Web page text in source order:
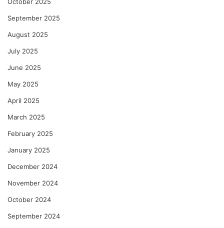
October 2025
September 2025
August 2025
July 2025
June 2025
May 2025
April 2025
March 2025
February 2025
January 2025
December 2024
November 2024
October 2024
September 2024